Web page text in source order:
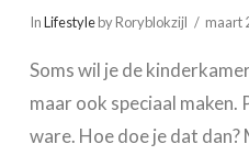
InLifestyleby Roryblokzijl maart
Soms wil je de
maar ook speciaal maken.
ware. Hoe doe je dat